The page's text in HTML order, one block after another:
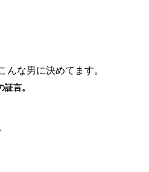
んな男に決めてます。
言。